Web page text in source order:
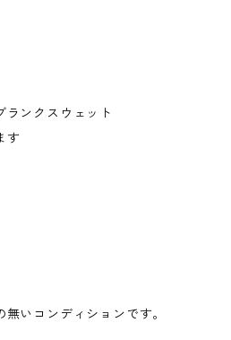
ランクスウェット
す
いコンディションです。